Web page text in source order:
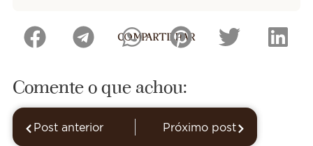
COMPARTILHAR
Comente o que achou:
Post anterior Próximo post